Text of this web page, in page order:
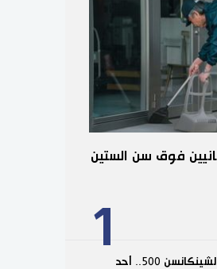
1
فوق سن الستين
وداعًا لشينكانسن 500.. أحد